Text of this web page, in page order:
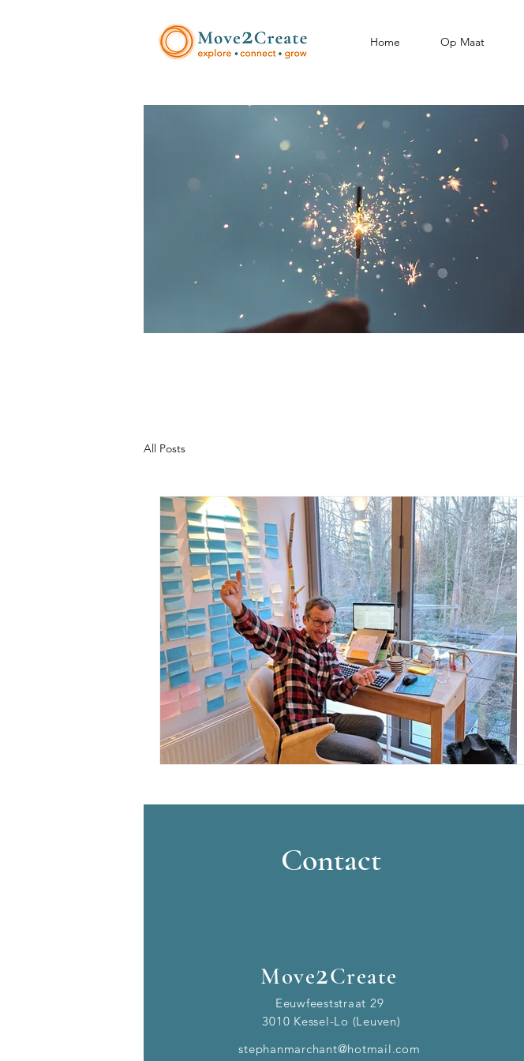
Home Op Maat
All Posts
Contact
Move2Create
Eeuwfeeststraat 29
3010 Kessel-Lo (Leuven)
stephanmarchant@hotmail.com